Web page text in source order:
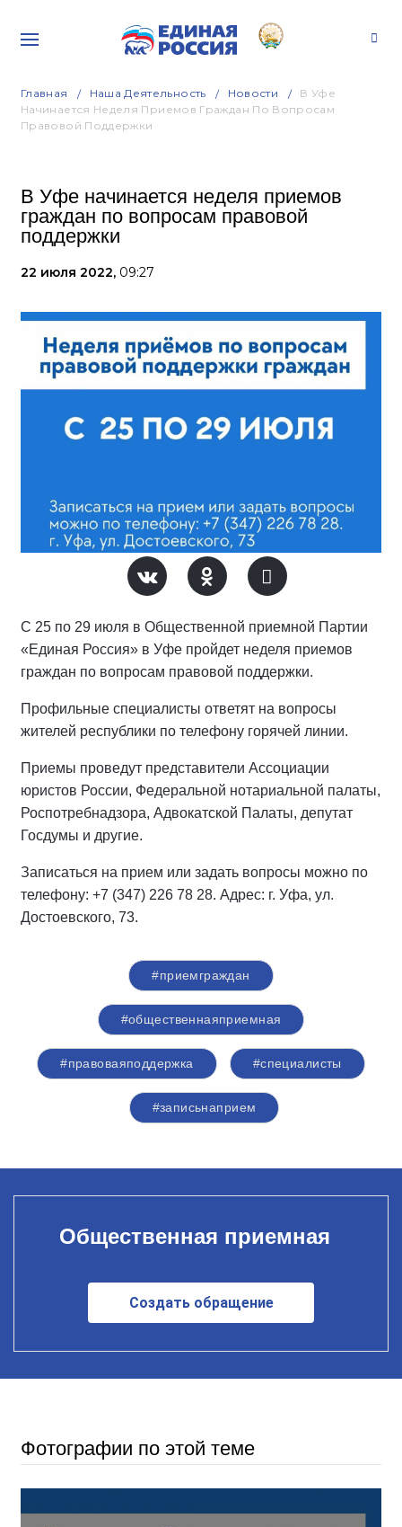
Главная Наша Деятельность Новости
В Уфе
Начинается Неделя Приемов Граждан По Вопросам
Правовой Поддержки
В Уфе начинается неделя приемов
граждан по вопросам правовой
поддержки
22 июля 2022, 09:27
С 25 по 29 июля в Общественной приемной Партии
«Единая Россия» в Уфе пройдет неделя приемов
граждан по вопросам правовой поддержки.
Профильные специалисты ответят на вопросы
жителей республики по телефону горячей линии.
Приемы проведут представители Ассоциации
юристов России, Федеральной нотариальной палаты,
Роспотребнадзора, Адвокатской Палаты, депутат
Госдумы и другие.
Записаться на прием или задать вопросы можно по
телефону: +7 (347) 226 78 28. Адрес: г. Уфа, ул.
Достоевского, 73.
#приемграждан
#общественнаяприемная
#правоваяподдержка #специалисты
#записьнаприем
Общественная приемная
Создать обращение
Фотографии по этой теме